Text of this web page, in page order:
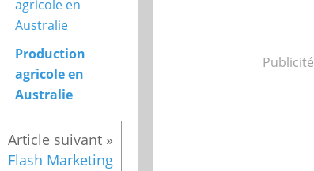
Production
agricole en
Australie
Flash Marketing
Publicité